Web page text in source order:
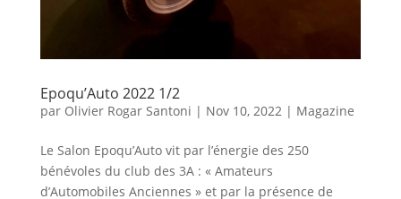
Epoqu’Auto 2022 1/2
par Olivier Rogar Santoni | Nov 10, 2022 | Magazine
Le Salon Epoqu’Auto vit par l’énergie des 250
bénévoles du club des 3A : « Amateurs
d’Automobiles Anciennes » et par la présence de